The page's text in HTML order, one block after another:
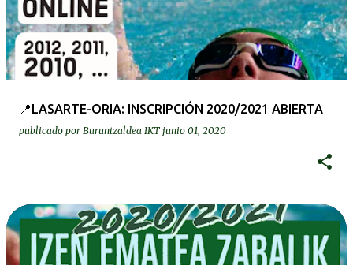
📍LASARTE-ORIA: INSCRIPCIÓN 2020/2021 ABIERTA
publicado por Buruntzaldea IKT junio 01, 2020